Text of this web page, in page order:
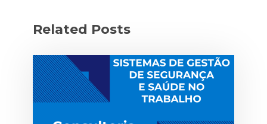
Related Posts